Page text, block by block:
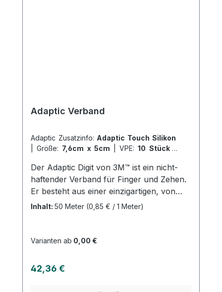
Adaptic Verband
Adaptic Zusatzinfo: Adaptic Touch Silikon
Größe: 7,6cm x 5cm VPE: 10 Stück|
Der Adaptic Digit von 3M™ ist ein nicht-
haftender Verband für Finger und Zehen.
Er besteht aus einer einzigartigen, von
Silikon ummantelten Kontaktschicht, die
speziell für die Anwendung an Fingern
hierfür eine Anwendungshilfe oder
Inhalt: 50 Meter (0,85 € / 1 Meter)
Varianten ab 0,00 €
Regulärer Preis:
42,36 €